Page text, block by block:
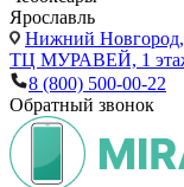
Ярославль
Нижний Новгород,
ТЦ МУРАВЕЙ, 1
8 (800) 500-00-22
Обратный звонок